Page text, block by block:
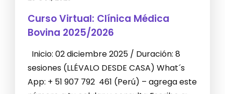
Curso Virtual: Clínica Médica
Bovina 2025/2026
Inicio: 02 diciembre 2025 / Duración: 8
sesiones (LLÉVALO DESDE CASA) What´s
App: + 51 907 792 461 (Perú) – agrega este